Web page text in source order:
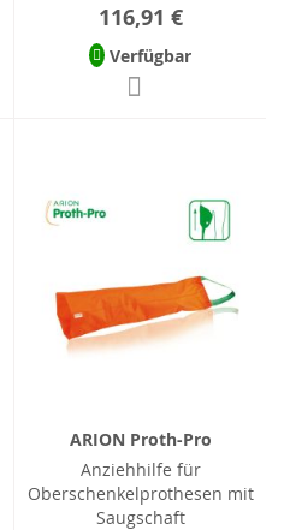
116,91 €
Verfügbar
ARION Proth-Pro
Anziehhilfe für
Oberschenkelprothesen mit
Saugschaft